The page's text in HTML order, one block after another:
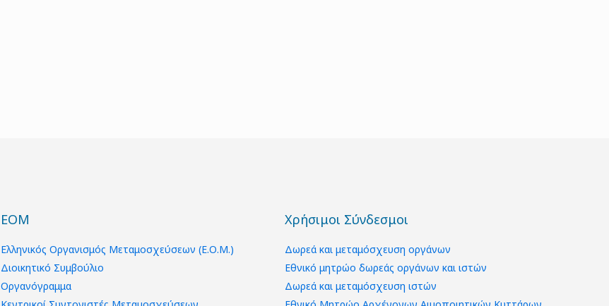
ΕΟΜ
Ελληνικός Οργανισμός Μεταμοσχεύσεων (Ε.Ο.Μ.)
Διοικητικό Συμβούλιο
Οργανόγραμμα
Χρήσιμοι Σύνδεσμοι
Δωρεά και μεταμόσχευση οργάνων
Εθνικό μητρώο δωρεάς οργάνων και ιστών
Δωρεά και μεταμόσχευση ιστών